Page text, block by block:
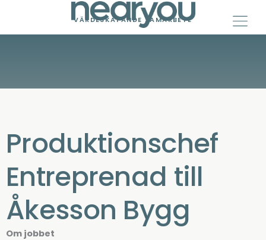
content
VÄRDESKAPANDE SAMARBETE
Produktionschef
Entreprenad till
Åkesson Bygg
Om jobbet